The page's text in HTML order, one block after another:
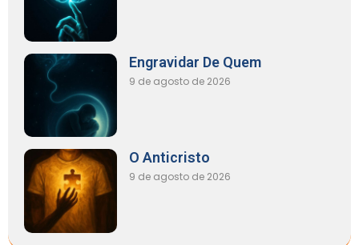
Engravidar De Quem
9 de agosto de 2026
O Anticristo
9 de agosto de 2026